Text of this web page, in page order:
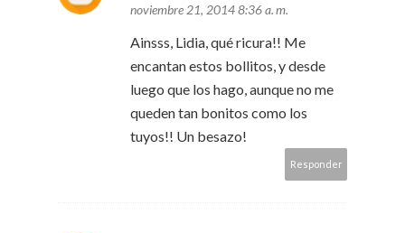
noviembre 21, 2014 8:36 a. m.
Ainsss, Lidia, qué ricura!! Me
encantan estos bollitos, y desde
luego que los hago, aunque no me
queden tan bonitos como los
tuyos!! Un besazo!
Responder